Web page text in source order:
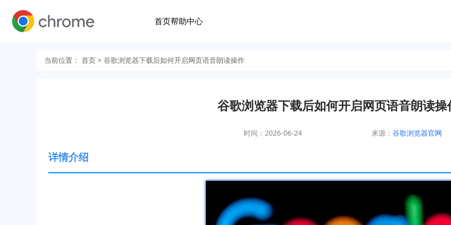
首页帮助中心
当前位置： 首页 > 谷歌浏览器下载后如何开启网页语音朗读操作
谷歌浏览器下载后如何开启网页语音朗读操
时间：2026-06-24 来源： 谷歌浏览器官网
详情介绍